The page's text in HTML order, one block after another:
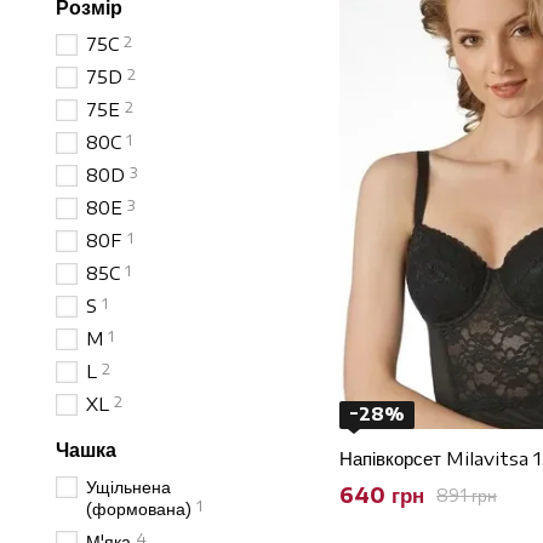
−28%
Напівкорсет Milavitsa
891 грн
640 грн
Розмір
75C 2
75D 2
75E 2
80C 1
80D 3
80E 3
80F 1
85C 1
S 1
M 1
L 2
XL 2
Чашка
Ущільнена
(формована) 1
4